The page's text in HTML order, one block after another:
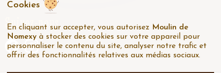
Suivez-nous
Cookies
En cliquant sur accepter, vous autorisez Moulin de
Nomexy à stocker des cookies sur votre appareil pour
personnaliser le contenu du site, analyser notre trafic et
offrir des fonctionnalités relatives aux médias sociaux.